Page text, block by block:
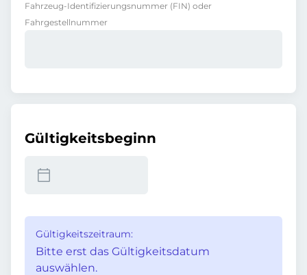
Fahrzeug-Identifizierungsnummer (FIN) oder
Fahrgestellnummer
Gültigkeitsbeginn
Gültigkeitszeitraum:
Bitte erst das Gültigkeitsdatum
auswählen.